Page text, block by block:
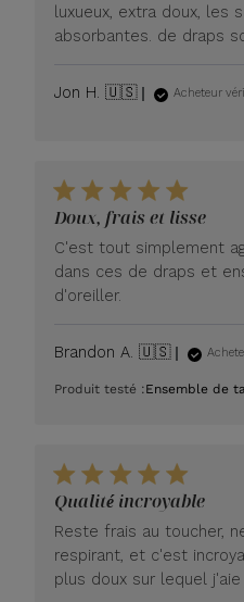
luxueux, extra doux, les
absorbantes. de draps
Jon H. 🇺🇸 Acheteur
Doux, frais et lisse
C'est tout simplement
dans ces de draps et
d'oreiller.
Brandon A. 🇺🇸
Produit testé :Ensemble de
Qualité incroyable
Reste frais au toucher,
respirant, et c'est
plus doux sur lequel